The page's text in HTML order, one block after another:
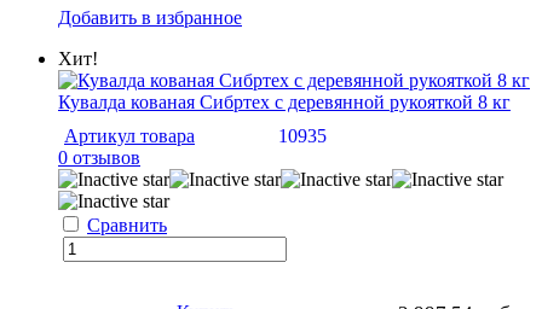
Добавить в избранное
Хит!
Кувалда кованая Сибртех с деревянной рукояткой 8 кг
Артикул товара
10935
0 отзывов
Сравнить